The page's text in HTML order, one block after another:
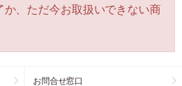
か、ただ今お取扱いできない商
お問合せ窓口